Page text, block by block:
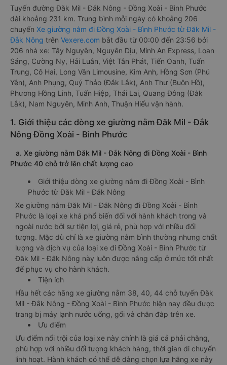
Tuyến đường Đăk Mil - Đắk Nông - Đồng Xoài - Bình Phước
dài khoảng 231 km. Trung bình mỗi ngày có khoảng 206
chuyến Xe giường nằm đi Đồng Xoài - Bình Phước từ Đăk Mil -
Đắk Nông trên Vexere.com bắt đầu từ 00:00 đến 23:56 bởi
206 nhà xe: Tây Nguyên, Nguyên Dịu, Minh An Express, Loan
Sáng, Cường Ny, Hải Luân, Việt Tân Phát, Tiến Oanh, Tuấn
Trung, Cô Hai, Long Vân Limousine, Kim Anh, Hồng Sơn (Phú
Yên), Anh Phụng, Quý Thảo (Đắk Lắk), Anh Thư (Buôn Hồ),
Phương Hồng Linh, Tuấn Hiệp, Thái Lai, Quang Đông (Đắk
Lắk), Nam Nguyên, Minh Anh, Thuận Hiếu vận hành.
1. Giới thiệu các dòng xe giường nằm Đăk Mil - Đắk
Nông Đồng Xoài - Bình Phước
a. Xe giường nằm Đăk Mil - Đắk Nông đi Đồng Xoài - Bình
Phước 40 chỗ trở lên chất lượng cao
Giới thiệu dòng xe giường nằm đi Đồng Xoài - Bình
Phước từ Đăk Mil - Đắk Nông
Xe giường nằm Đăk Mil - Đắk Nông đi Đồng Xoài - Bình
Phước là loại xe khá phổ biến đối với hành khách trong và
ngoài nước bởi sự tiện lợi, giá rẻ, phù hợp với nhiều đối
tượng. Mặc dù chỉ là xe giường nằm bình thường nhưng chất
lượng và dịch vụ của loại xe đi Đồng Xoài - Bình Phước từ
Đăk Mil - Đắk Nông này luôn được nâng cấp ở mức tốt nhất
để phục vụ cho hành khách.
Tiện ích
Hầu hết các hãng xe giường nằm 38, 40, 44 chỗ tuyến Đăk
Mil - Đắk Nông - Đồng Xoài - Bình Phước hiện nay đều được
trang bị máy lạnh nước uống, gối và chăn đắp trên xe.
Ưu điểm
Ưu điểm nổi trội của loại xe này chính là giá cả phải chăng,
phù hợp với nhiều đối tượng khách hàng, thời gian di chuyển
linh hoạt. Hành khách có thể dễ dàng chọn lựa hãng xe này